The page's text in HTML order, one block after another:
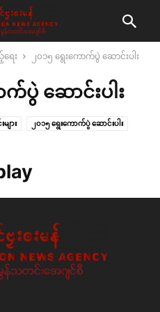
ေး ၂၀၁၅ ရွေးကောက်ပွဲ ဆောင်းပါး
က်ပွဲ ဆောင်းပါး
ျား ၂၀၁၅ ရွေးကောက်ပွဲ ဆောင်းပါး